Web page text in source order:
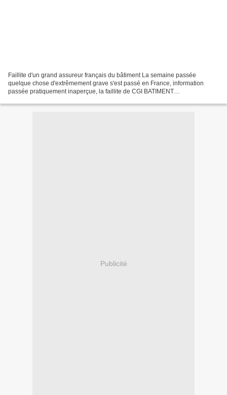
Faillite d'un grand assureur français du bâtiment La semaine passée
quelque chose d'extrêmement grave s'est passé en France, information
passée pratiquement inaperçue, la faillite de CGI BATIMENT
Publicité